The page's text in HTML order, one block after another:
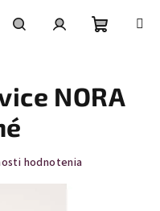
košík
NORA
hodnotenia